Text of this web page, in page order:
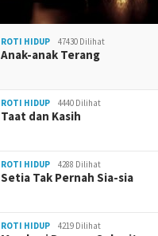
ROTI HIDUP 47430 Dilihat
Anak-anak Terang
ROTI HIDUP 4440 Dilihat
Taat dan Kasih
ROTI HIDUP 4288 Dilihat
Setia Tak Pernah Sia-sia
ROTI HIDUP 4219 Dilihat